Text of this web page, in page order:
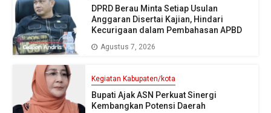
DPRD Berau Minta Setiap Usulan
Anggaran Disertai Kajian, Hindari
Kecurigaan dalam Pembahasan APBD
Agustus 7, 2026
Kegiatan Kabupaten/kota
Bupati Ajak ASN Perkuat Sinergi
Kembangkan Potensi Daerah